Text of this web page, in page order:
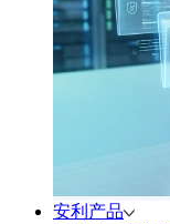
安利产品